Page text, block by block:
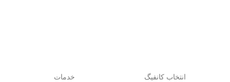
انتخاب کانفیگ خدمات